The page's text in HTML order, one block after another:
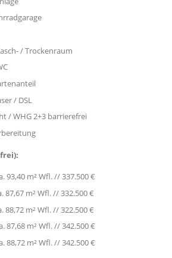
/ Trockenraum
/ DSL
/ WHG 2+3 barrierefrei
93,40 m² Wfl. // 337.500 €
87,67 m² Wfl. // 332.500 €
88,72 m² Wfl. // 322.500 €
87,68 m² Wfl. // 342.500 €
88,72 m² Wfl. // 342.500 €